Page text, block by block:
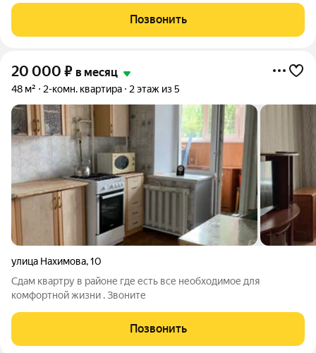
студентов не беспокоить!Позвонить
20 000 ₽ в месяц
48 м² 2-комн. квартира 2 этаж из 5
улица Нахимова,10
Сдам квартру в районе где есть все необходимое для
комфортной жизни . Звоните
Позвонить